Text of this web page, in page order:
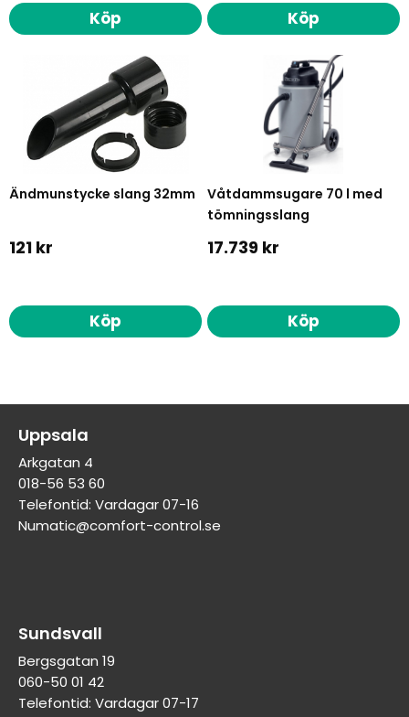
Köp Köp
Ändmunstycke slang 32mm
121 kr
Köp
Våtdammsugare 70 l med
tömningsslang
17.739 kr
Köp
Uppsala
Arkgatan 4
018-56 53 60
Telefontid: Vardagar 07-16
Numatic@comfort-control.se
Sundsvall
Bergsgatan 19
060-50 01 42
Telefontid: Vardagar 07-17